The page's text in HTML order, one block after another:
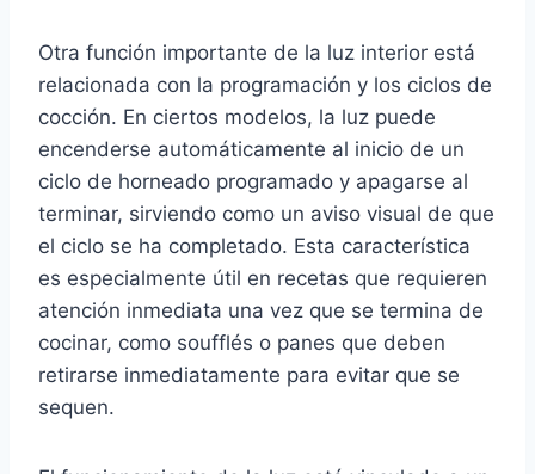
Otra función importante de la luz interior está
relacionada con la programación y los ciclos de
cocción. En ciertos modelos, la luz puede
encenderse automáticamente al inicio de un
ciclo de horneado programado y apagarse al
terminar, sirviendo como un aviso visual de que
el ciclo se ha completado. Esta característica
es especialmente útil en recetas que requieren
atención inmediata una vez que se termina de
cocinar, como soufflés o panes que deben
retirarse inmediatamente para evitar que se
sequen.